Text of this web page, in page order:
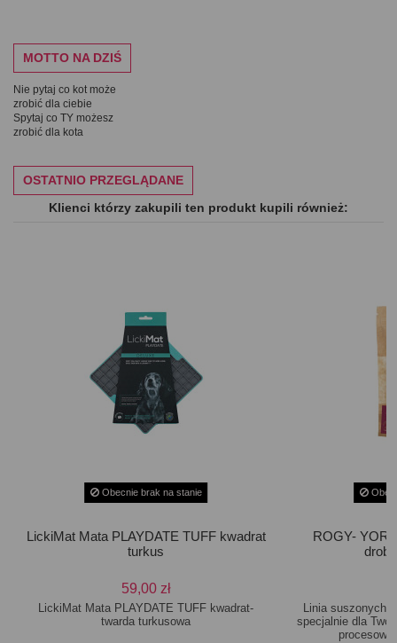
MOTTO NA DZIŚ
Nie pytaj co kot może
zrobić dla ciebie
Spytaj co TY możesz
zrobić dla kota
OSTATNIO PRZEGLĄDANE
Klienci którzy zakupili ten produkt kupili również:
Obecnie brak na stanie
LickiMat Mata PLAYDATE TUFF kwadrat
turkus
59,00 zł
LickiMat Mata PLAYDATE TUFF kwadrat-
twarda turkusowa
ROGY-
Linia suszonych
specjalnie dla
procesowi